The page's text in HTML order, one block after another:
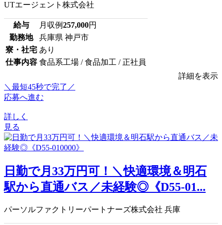
UTエージェント株式会社
給与 月収例257,000円
勤務地
兵庫県 神戸市
寮・社宅 あり
仕事内容 食品系工場 / 食品加工 / 正社員
詳細を表示
＼最短45秒で完了／
応募へ進む
詳しく
見る
日勤で月33万円可！＼快適環境＆明石
駅から直通バス／未経験◎《D55-01...
パーソルファクトリーパートナーズ株式会社 兵庫